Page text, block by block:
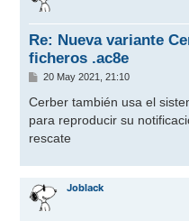
Re: Nueva variante
ficheros .ac8e
M
n
a
e
20 May 2021, 21:10
Cerber también usa el
para reproducir su
rescate
Joblack